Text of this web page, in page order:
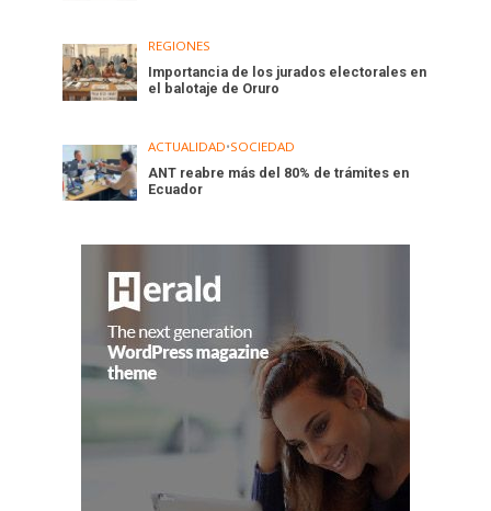
REGIONES
Importancia de los jurados electorales en
el balotaje de Oruro
ACTUALIDAD•SOCIEDAD
ANT reabre más del 80% de trámites en
Ecuador